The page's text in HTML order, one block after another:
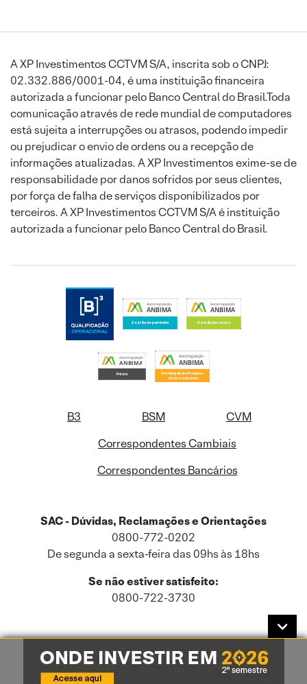
A XP Investimentos CCTVM S/A, inscrita sob o CNPJ:
02.332.886/0001-04, é uma instituição financeira
autorizada a funcionar pelo Banco Central do Brasil.Toda
comunicação através de rede mundial de computadores
está sujeita a interrupções ou atrasos, podendo impedir
ou prejudicar o envio de ordens ou a recepção de
informações atualizadas. A XP Investimentos exime-se de
responsabilidade por danos sofridos por seus clientes,
por força de falha de serviços disponibilizados por
terceiros. A XP Investimentos CCTVM S/A é instituição
autorizada a funcionar pelo Banco Central do Brasil.
B3 BSM
CVM
Correspondentes Cambiais
Correspondentes Bancários
SAC - Dúvidas, Reclamações e Orientações
0800-772-0202
De segunda a sexta-feira das 09hs às 18hs
Se não estiver satisfeito:
0800-722-3730
Este site usa cookies e dados pessoais de acordo com a nossaPolítica de
Cookies
e a nossaPolítica de Privacidade.